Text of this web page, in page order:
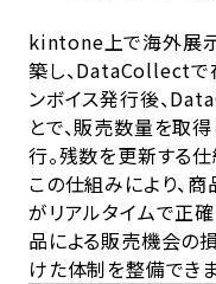
kintone上で海外展
築し、DataCollectで
ンボイス発行後、
とで、販売数量を取
行。残数を更新する
この仕組みにより、
がリアルタイムで正
品による販売機会の
けた体制を整備でき